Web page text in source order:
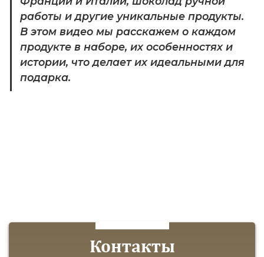
работы и другие уникальные продукты.
В этом видео мы расскажем о каждом
продукте в наборе, их особенностях и
истории, что делает их идеальными для
подарка.
Контакты